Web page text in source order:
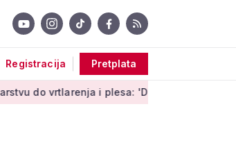
Registracija Pretplata
i plesa: 'Da starije osobe ne ostavimo